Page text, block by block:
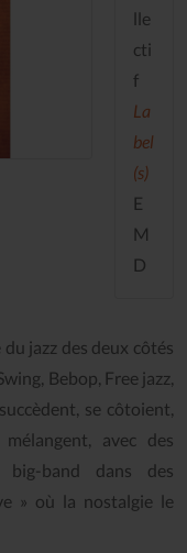
lle
cti
f
La
bel
(s)
E
M
D
jazz des deux côtés
Bebop, Free jazz,
se côtoient,
avec des
band dans des
» où la nostalgie le